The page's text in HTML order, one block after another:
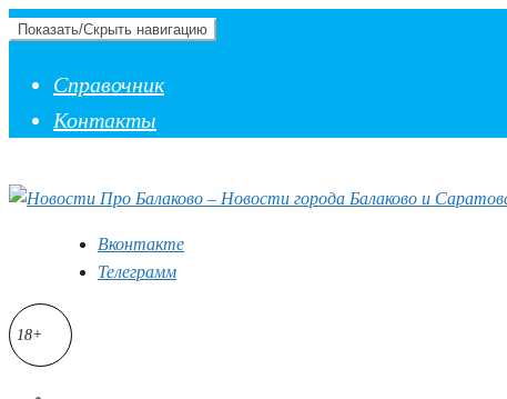
Показать/Скрыть навигацию
Справочник
Контакты
Вконтакте
Телеграмм
18+